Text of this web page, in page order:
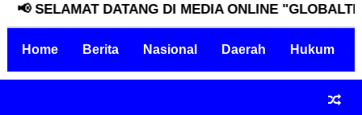
DATANG DI MEDIA ONLINE
Home Berita Nasional Daerah Hukum